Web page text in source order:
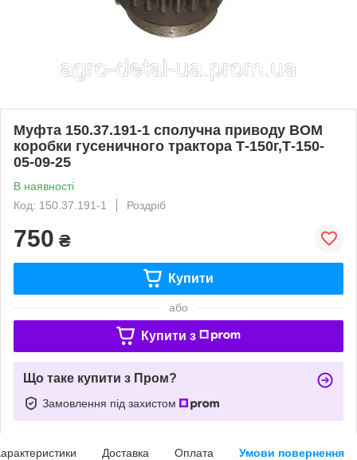
Муфта 150.37.191-1 сполучна приводу ВОМ
коробки гусеничного трактора Т-150г,Т-150-
05-09-25
В наявності
Код: 150.37.191-1
Роздріб
750 ₴
Купити
або
Купити з
Що таке купити з Пром?
Замовлення під захистом
Доставка Оплата Умови повернення